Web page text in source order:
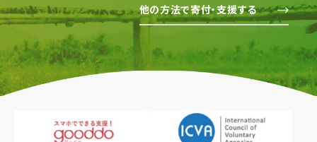
他の方法で寄付・支援する